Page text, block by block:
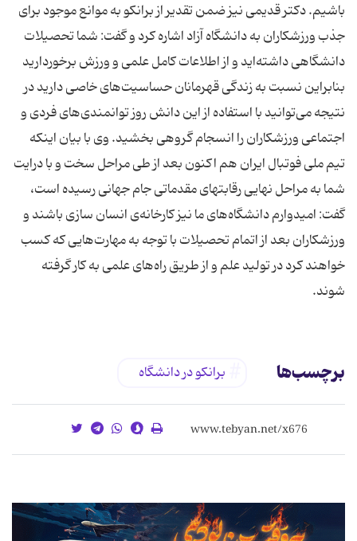
باشیم. دكتر قدیمی نیز ضمن تقدیر از برانكو به موانع موجود برای
جذب ورزشكاران به دانشگاه آزاد اشاره كرد و گفت: شما تحصیلات
دانشگاهی داشته‌اید و از اطلاعات كامل علمی و ورزش برخوردارید
بنابراین نسبت به زندگی قهرمانان حساسیت‌های خاصی دارید در
نتیجه می‌توانید با استفاده از این دانش روز توانمندی‌های فردی و
اجتماعی ورزشكاران را انسجام گروهی بخشید. وی با بیان اینكه
تیم ملی فوتبال ایران هم اكنون بعد از طی مراحل سخت و با درایت
شما به مراحل نهایی رقابتهای مقدماتی جام جهانی رسیده است،
گفت: امیدوارم دانشگاه‌های ما نیز كارخانه‌ی انسان سازی باشند و
ورزشكاران بعد از اتمام تحصیلات با توجه به مهارت‌هایی كه كسب
خواهند كرد در تولید علم و از طریق راه‌های علمی به كار گرفته
شوند.
برچسب‌ها برانکو در دانشگاه